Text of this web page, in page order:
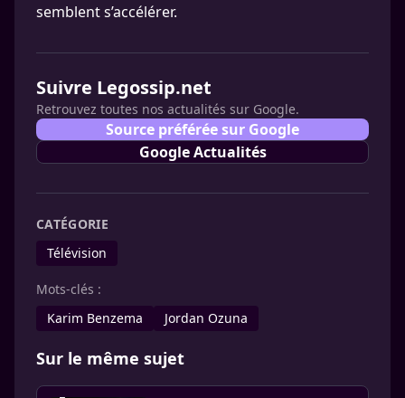
semblent s’accélérer.
Suivre Legossip.net
Retrouvez toutes nos actualités sur Google.
Source préférée sur Google
Google Actualités
CATÉGORIE
Télévision
Mots-clés :
Karim Benzema
Jordan Ozuna
Sur le même sujet